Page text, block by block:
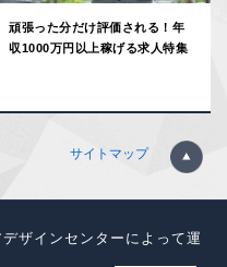
頑張った分だけ評価される！年
収1000万円以上稼げる求人特集
サイトマップ
ザインセンターによって運